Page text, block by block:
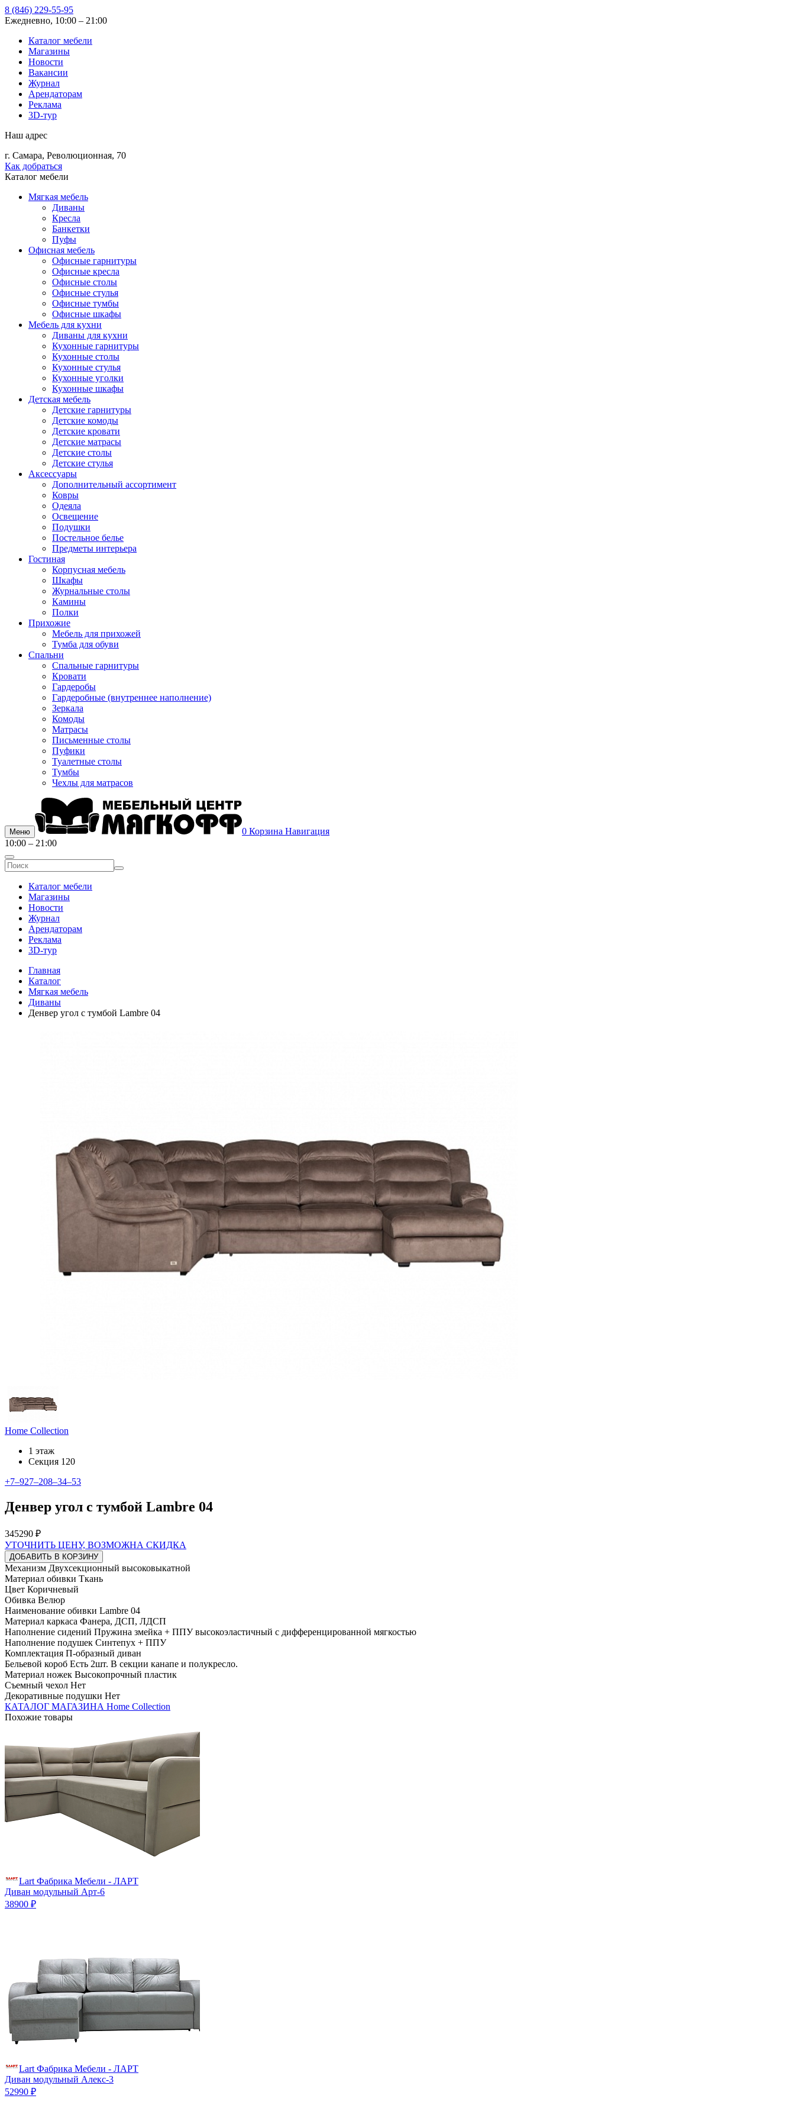
8 (846) 229-55-95
Ежедневно, 10:00 – 21:00
Каталог мебели
Магазины
Новости
Вакансии
Журнал
Арендаторам
Реклама
3D-тур
Наш адрес
г. Самара, Революционная, 70
Как добраться
Каталог мебели
Мягкая мебель
Диваны
Кресла
Банкетки
Пуфы
Офисная мебель
Офисные гарнитуры
Офисные кресла
Офисные столы
Офисные стулья
Офисные тумбы
Офисные шкафы
Мебель для кухни
Диваны для кухни
Кухонные гарнитуры
Кухонные столы
Кухонные стулья
Кухонные уголки
Кухонные шкафы
Детская мебель
Детские гарнитуры
Детские комоды
Детские кровати
Детские матрасы
Детские столы
Детские стулья
Аксессуары
Дополнительный ассортимент
Ковры
Одеяла
Освещение
Подушки
Постельное белье
Предметы интерьера
Гостиная
Корпусная мебель
Шкафы
Журнальные столы
Камины
Полки
Прихожие
Мебель для прихожей
Тумба для обуви
Спальни
Спальные гарнитуры
Кровати
Гардеробы
Гардеробные (внутреннее наполнение)
Зеркала
Комоды
Матрасы
Письменные столы
Пуфики
Туалетные столы
Тумбы
Чехлы для матрасов
Меню 0 Корзина Навигация
10:00 – 21:00
Каталог мебели
Магазины
Новости
Журнал
Арендаторам
Реклама
3D-тур
Главная
Каталог
Мягкая мебель
Диваны
Денвер угол с тумбой Lambre 04
Home Collection
1 этаж
Секция 120
+7‒927‒208‒34‒53
Денвер угол с тумбой Lambre 04
345290 ₽
УТОЧНИТЬ ЦЕНУ, ВОЗМОЖНА СКИДКА
ДОБАВИТЬ В КОРЗИНУ
Механизм Двухсекционный высоковыкатной
Материал обивки Ткань
Цвет Коричневый
Обивка Велюр
Наименование обивки Lambre 04
Материал каркаса Фанера, ДСП, ЛДСП
Наполнение сидений Пружина змейка + ППУ высокоэластичный с дифференцированной мягкостью
Наполнение подушек Синтепух + ППУ
Комплектация П-образный диван
Бельевой короб Есть 2шт. В секции канапе и полукресло.
Материал ножек Высокопрочный пластик
Съемный чехол Нет
Декоративные подушки Нет
КАТАЛОГ МАГАЗИНА Home Collection
Похожие товары
Lart Фабрика Мебели - ЛАРТ
Диван модульный Арт-6
38900 ₽
Lart Фабрика Мебели - ЛАРТ
Диван модульный Алекс-3
52990 ₽